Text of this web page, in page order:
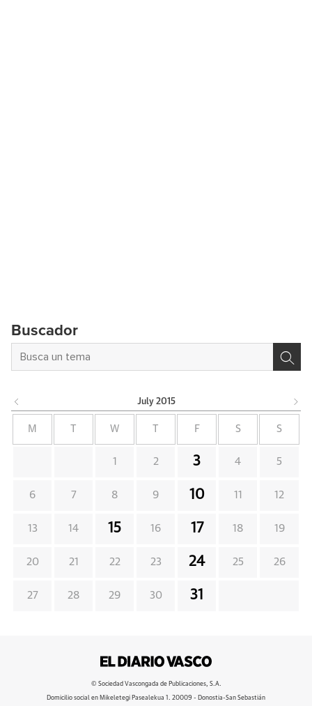
Buscador
July 2015
M W F S S
1 2 3 4 5
6 7 8 9 10 11 12
13 14 15 16 17 18 19
20 21 22 23 24 25 26
27 28 29 30 31
© Sociedad Vascongada de Publicaciones, S.A.
Domicilio social en Mikeletegi Pasealekua 1. 20009 - Donostia-San Sebastián